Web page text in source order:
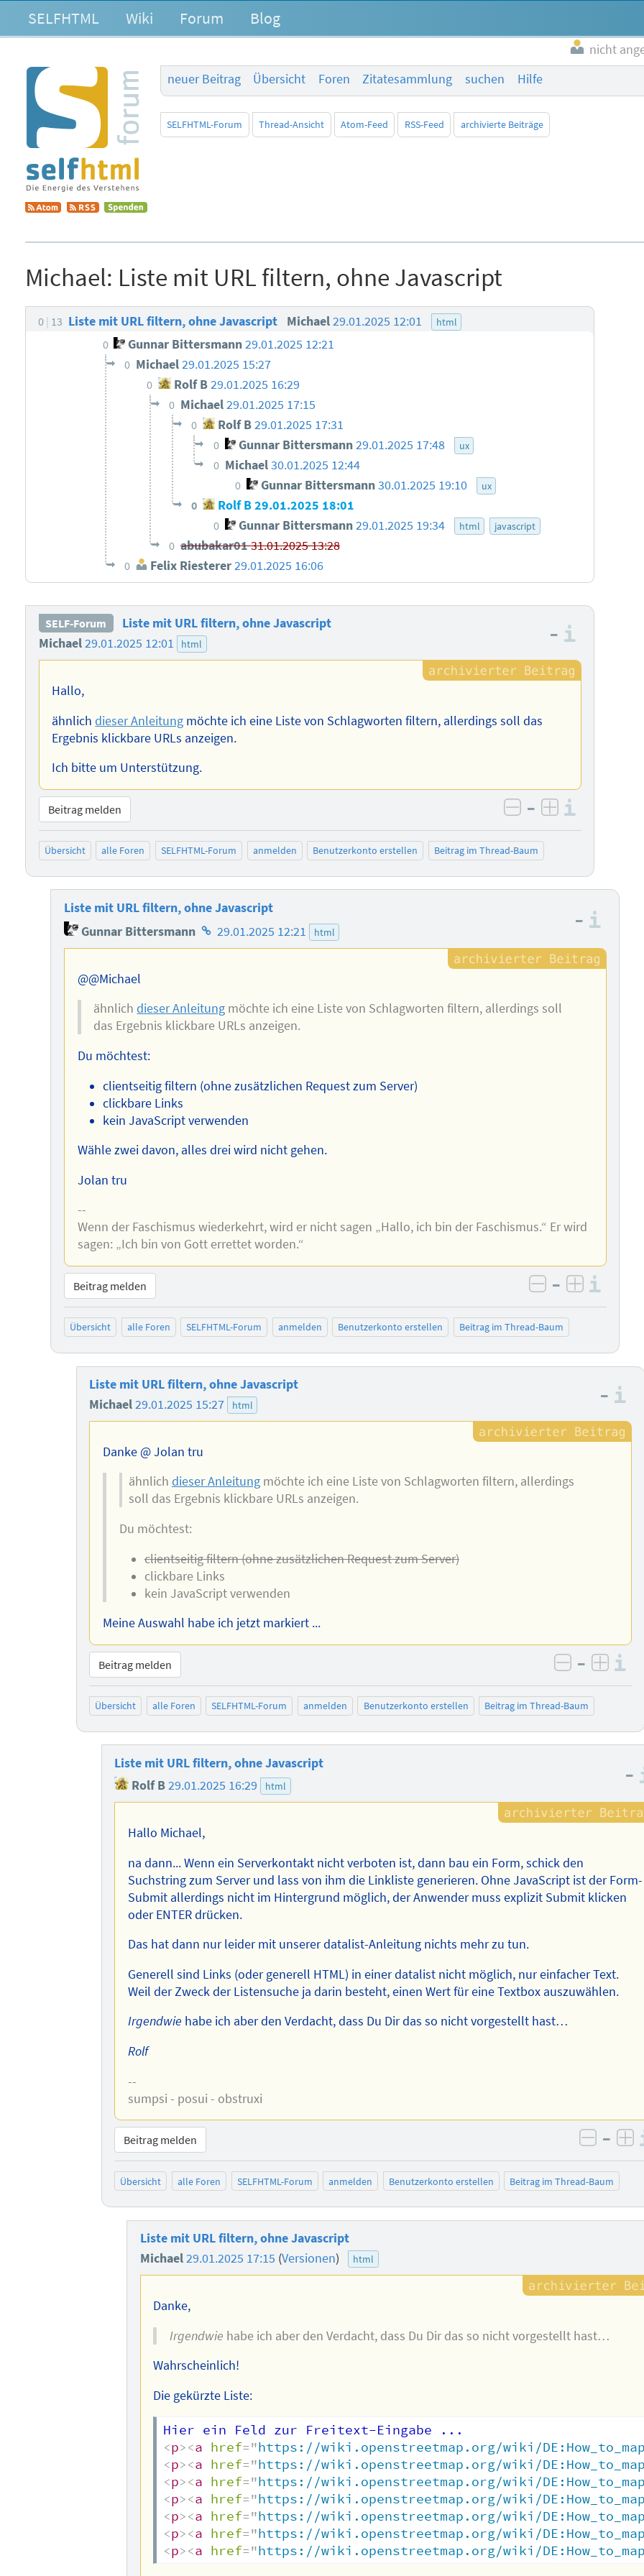
SELFHTML Wiki Forum Blog
nicht
neuer Beitrag
Übersicht Foren Zitatesammlung suchen Hilfe
SELFHTML-Forum Thread-Ansicht Atom-Feed RSS-Feed archivierte Beiträge
Michael: Liste mit URL filtern, ohne Javascript
0 13 Liste mit URL filtern, ohne Javascript Michael29.01.2025 12:01 html
0 Gunnar Bittersmann29.01.2025 12:21
0 Michael29.01.2025 15:27
0 Rolf B29.01.2025 16:29
0 Michael29.01.2025 17:15
0 Rolf B29.01.2025 17:31
0 Gunnar Bittersmann29.01.2025 17:48 ux
0 Michael30.01.2025 12:44
0 Gunnar Bittersmann30.01.2025 19:10 ux
0 Rolf B29.01.2025 18:01
0 Gunnar Bittersmann29.01.2025 19:34 html javascript
0 abubakar0131.01.2025 13:28
0 Felix Riesterer29.01.2025 16:06
SELF-Forum
Liste mit URL filtern, ohne Javascript
Michael29.01.2025 12:01 html –
Hallo,
ähnlichdieser Anleitung möchte ich eine Liste von Schlagworten filtern, allerdings soll das
Ergebnis klickbare URLs anzeigen.
Ich bitte um Unterstützung.
Beitrag melden negativ bewerten
– positiv
Übersicht alle Foren SELFHTML-Forum anmelden Benutzerkonto erstellen Beitrag im Thread-Baum
Liste mit URL filtern, ohne Javascript
Gunnar Bittersmann Homepage
des
29.01.2025 12:21 html
–
@@Michael
ähnlichdieser Anleitung möchte ich eine Liste von Schlagworten filtern, allerdings soll
das Ergebnis klickbare URLs anzeigen.
Du möchtest:
clientseitig filtern (ohne zusätzlichen Request zum Server)
clickbare Links
kein JavaScript verwenden
Wähle zwei davon, alles drei wird nicht gehen.
Jolan tru
--
Wenn der Faschismus wiederkehrt, wird er nicht sagen „Hallo, ich bin der Faschismus.“ Er wird
sagen: „Ich bin von Gott errettet worden.“
Beitrag melden negativ
– positiv
Übersicht alle Foren SELFHTML-Forum anmelden Benutzerkonto erstellen Beitrag im Thread-Baum
Liste mit URL filtern, ohne Javascript
Michael29.01.2025 15:27 html –
Danke @ Jolan tru
ähnlich dieser Anleitungmöchte ich eine Liste von Schlagworten filtern, allerdings
soll das Ergebnis klickbare URLs anzeigen.
Du möchtest:
clientseitig filtern (ohne zusätzlichen Request zum Server)
clickbare Links
kein JavaScript verwenden
Meine Auswahl habe ich jetzt markiert ...
Beitrag melden negativ
–
Übersicht alle Foren SELFHTML-Forum anmelden Benutzerkonto erstellen Beitrag im Thread-Baum
Liste mit URL filtern, ohne Javascript
Rolf B29.01.2025 16:29 html
–
Hallo Michael,
na dann... Wenn ein Serverkontakt nicht verboten ist, dann bau ein Form, schick den
Suchstring zum Server und lass von ihm die Linkliste generieren. Ohne JavaScript ist der Form-
Submit allerdings nicht im Hintergrund möglich, der Anwender muss explizit Submit klicken
oder ENTER drücken.
Das hat dann nur leider mit unserer datalist-Anleitung nichts mehr zu tun.
Generell sind Links (oder generell HTML) in einer datalist nicht möglich, nur einfacher Text.
Weil der Zweck der Listensuche ja darin besteht, einen Wert für eine Textbox auszuwählen.
Irgendwie habe ich aber den Verdacht, dass Du Dir das so nicht vorgestellt hast…
Rolf
--
sumpsi - posui - obstruxi
Beitrag melden negativ
–
Übersicht alle Foren SELFHTML-Forum anmelden Benutzerkonto erstellen Beitrag im Thread-Baum
Liste mit URL filtern, ohne Javascript
Michael29.01.2025 17:15 (Versionen) html
Danke,
Irgendwie habe ich aber den Verdacht, dass Du Dir das so nicht vorgestellt hast…
Wahrscheinlich!
Die gekürzte Liste:
<p><a href="https://wiki.openstreetmap.org/wiki/
<p><a href="https://wiki.openstreetmap.org/wiki/
<p><a href="https://wiki.openstreetmap.org/wiki/
<p><a href="https://wiki.openstreetmap.org/wiki/
<p><a href="https://wiki.openstreetmap.org/wiki/
<p><a href="https://wiki.openstreetmap.org/wiki/
<p><a href="https://wiki.openstreetmap.org/wiki/